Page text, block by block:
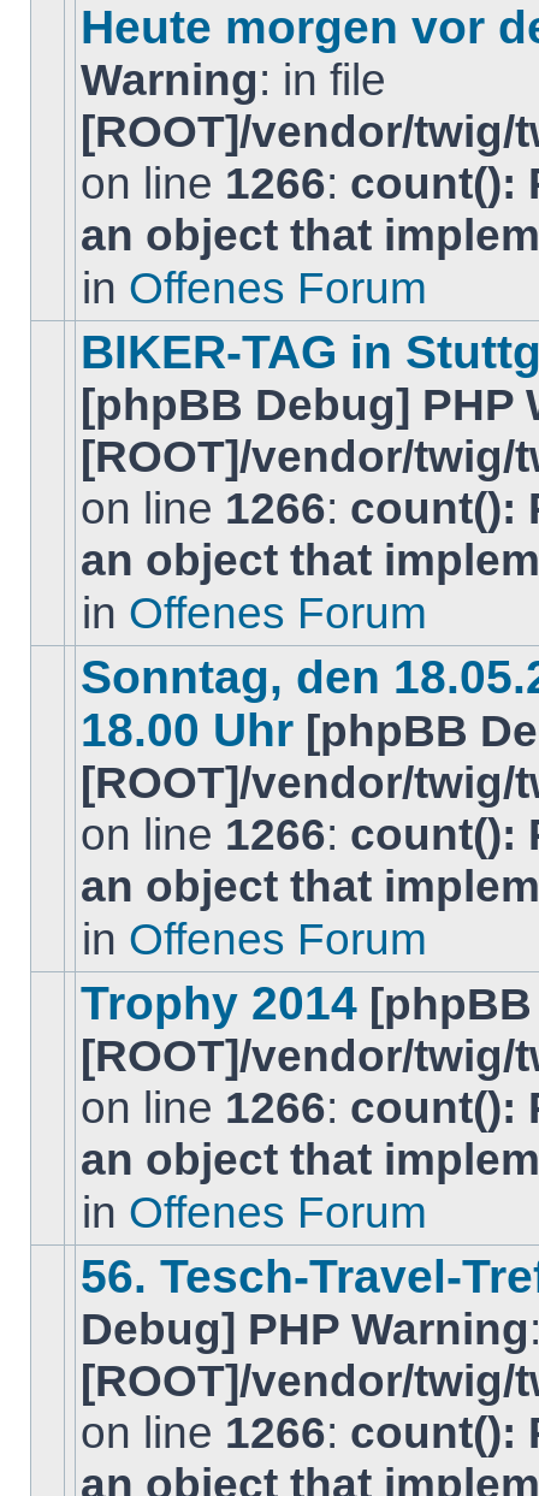
Thema.
gibt
keine
neuen
BeitrÃ¤ge
Thema.
Heute morgen vor
Warning: in file
[ROOT]/vendor/
on line 1266: count():
an object that
in Offenes Forum
gibt
keine
neuen
BeitrÃ¤ge
Thema.
BIKER-TAG in
[phpBB Debug] PHP
[ROOT]/vendor/
on line 1266: count():
an object that
in Offenes Forum
gibt
keine
neuen
BeitrÃ¤ge
Thema.
Sonntag, den
18.00 Uhr [phpBB
[ROOT]/vendor/
on line 1266: count():
an object that
in Offenes Forum
gibt
keine
neuen
ungelesenen
diesem
Trophy 2014
[ROOT]/vendor/
on line 1266: count():
an object that
in Offenes Forum
gibt
keine
56. Tesch-Travel-
Debug] PHP Warning
[ROOT]/vendor/
on line 1266: count():
an object that